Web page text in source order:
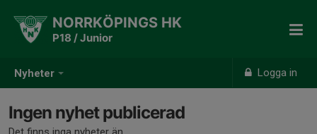
Nyheter Logga in
NORRKÖPINGS HK
P18 / Junior
Ingen nyhet publicerad